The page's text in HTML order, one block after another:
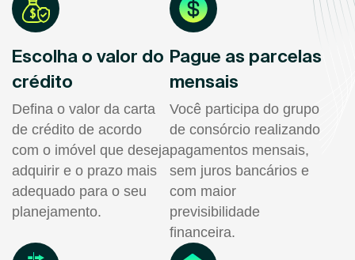
Escolha o valor do
crédito
Defina o valor da carta
de crédito de acordo
com o imóvel que deseja
adquirir e o prazo mais
adequado para o seu
planejamento.
Pague as parcelas
mensais
Você participa do grupo
de consórcio realizando
pagamentos mensais,
sem juros bancários e
com maior
previsibilidade
financeira.